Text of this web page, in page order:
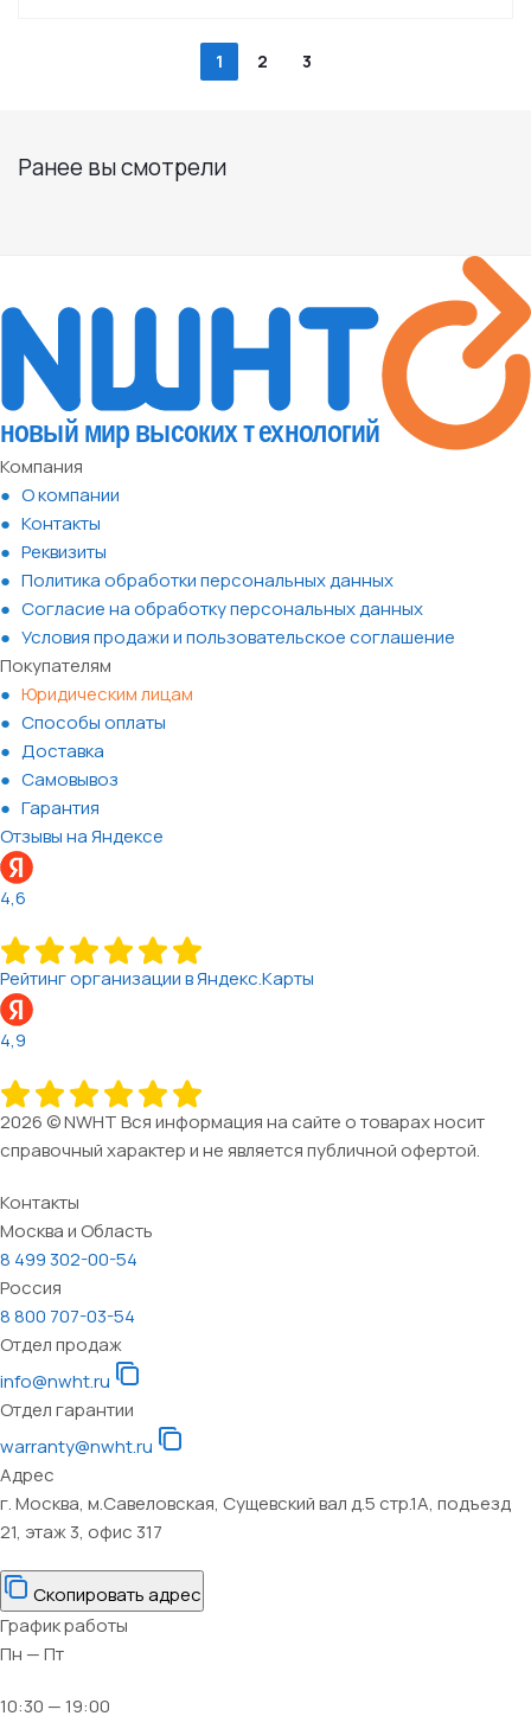
1 2 3
Ранее вы смотрели
Компания
О компании
Контакты
Реквизиты
Политика обработки персональных данных
Согласие на обработку персональных данных
Условия продажи и пользовательское соглашение
Покупателям
Юридическим лицам
Способы оплаты
Доставка
Самовывоз
Гарантия
Отзывы на Яндексе
4,6
Рейтинг организации в Яндекс.Карты
4,9
2026 © NWHT Вся информация на сайте о товарах носит
справочный характер и не является публичной офертой.
Контакты
Москва и Область
8 499 302-00-54
Россия
8 800 707-03-54
Отдел продаж
info@nwht.ru
Отдел гарантии
warranty@nwht.ru
Адрес
г. Москва, м.Савеловская, Сущевский вал д.5 стр.1А, подъезд
21, этаж 3, офис 317
Скопировать адрес
График работы
Пн — Пт
10:30 — 19:00